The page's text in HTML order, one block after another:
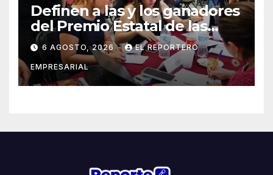
Definen a las y los ganadores
del Premio Estatal de las
Juventudes 2026
6 AGOSTO, 2026 EL REPORTERO
EMPRESARIAL